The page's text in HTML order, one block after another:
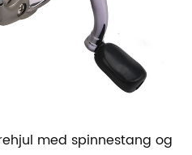
med spinnestang og